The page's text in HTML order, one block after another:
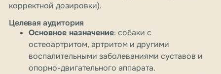
корректной дозировки).
Целевая аудитория
Основное назначение: собаки с
остеоартритом, артритом и другими
воспалительными заболеваниями суставов и
опорно-двигательного аппарата.